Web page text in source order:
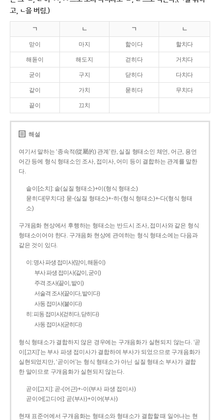
고, ㄴ을 버림.)
ㄱ ㄴ ㄱ ㄴ
맏이 마지 핥이다 할치다
해돋이 해도지 걷히다 거치다
굳이 구지 닫히다 다치다
같이 가치 묻히다 무치다
끝이 끄치
해설
여기서 말하는 ‘종속적(從屬的) 관계’란, 실질 형태소인 체언, 어근, 용언
어간 등에 형식 형태소인 조사, 접미사, 어미 등이 결합하는 관계를 말한
다.
솥이[소치]: 솥(실질 형태소)+이(형식 형태소)
묻히다[무치다]: 묻­-(실질 형태소)+­-히­-(형식 형태소)+-다(형식 형태
소)
구개음화 현상에서 후행하는 형태소는 반드시 조사, 접미사와 같은 형식
형태소이어야 한다. 구개음화 현상에 관여하는 형식 형태소에는 다음과
같은 것이 있다.
이: 명사 파생 접미사(맏이, 해돋이)
부사 파생 접미사(같이, 굳이)
주격 조사(끝이, 밭이)
서술격 조사(끝이다, 밭이다)
사동 접미사(붙이다)
히: 피동 접미사(걷히다, 닫히다)
사동 접미사(굳히다)
형식 형태소가 결합하지 않은 경우에는 구개음화가 실현되지 않는다. ‘곧
이[고지]’는 부사 파생 접미사가 결합하여 부사가 되었으므로 구개음화가
실현되었지만, ‘곧이어’는 형식 형태소가 아닌 실질 형태소 부사가 결합
한 말이므로 구개음화가 실현되지 않는다.
곧이[고지]: 곧-­(어근)+­-이(부사 파생 접미사)
곧이어[고디어]: 곧(부사)+이어(부사)
현재 표준어에서 구개음화는 형태소와 형태소가 결합할 때 일어나는 현